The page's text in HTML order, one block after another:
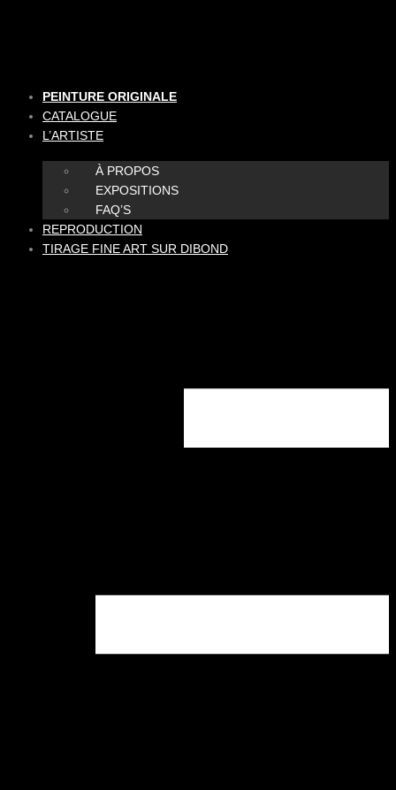
PEINTURE ORIGINALE
CATALOGUE
L’ARTISTE
À PROPOS
EXPOSITIONS
FAQ’S
REPRODUCTION
TIRAGE FINE ART SUR DIBOND